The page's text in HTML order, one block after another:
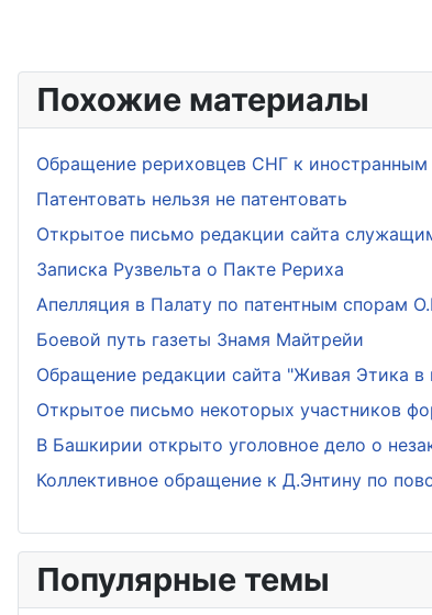
Похожие материалы
Обращение рериховцев СНГ к
Патентовать нельзя не патентовать
Открытое письмо редакции сайта
Записка Рузвельта о Пакте Рериха
Апелляция в Палату по патентным спорам
Боевой путь газеты Знамя Майтрейи
Обращение редакции сайта "Живая Этика
Открытое письмо некоторых участников
В Башкирии открыто уголовное дело о
Коллективное обращение к Д.Энтину по
Популярные темы